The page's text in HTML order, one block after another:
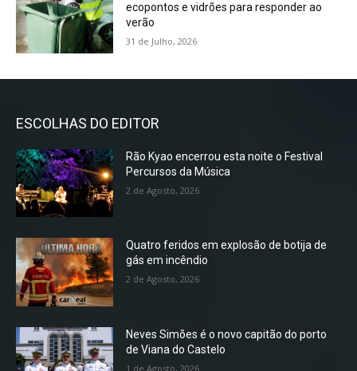
ecopontos e vidrões para responder ao
verão
31 de Julho, 2026
ESCOLHAS DO EDITOR
Rão Kyao encerrou esta noite o Festival
Percursos da Música
2 de Agosto, 2026
Quatro feridos em explosão de botija de
gás em incêndio
2 de Agosto, 2026
Neves Simões é o novo capitão do porto
de Viana do Castelo
1 de Agosto, 2026